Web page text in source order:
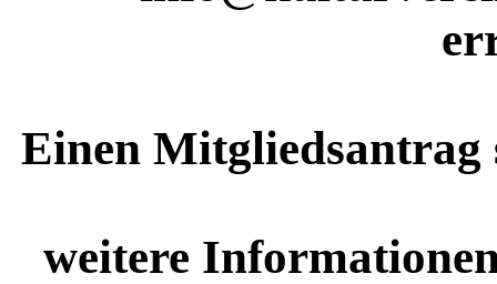
Einen Mitgliedsantrag
weitere